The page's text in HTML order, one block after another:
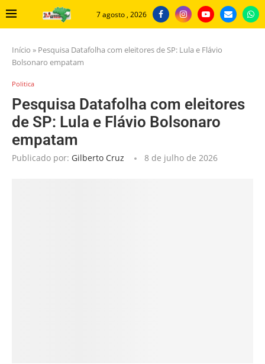
7 agosto , 2026
Início » Pesquisa Datafolha com eleitores de SP: Lula e Flávio
Bolsonaro empatam
Politica
Pesquisa Datafolha com eleitores
de SP: Lula e Flávio Bolsonaro
empatam
Publicado por: Gilberto Cruz 8 de julho de 2026